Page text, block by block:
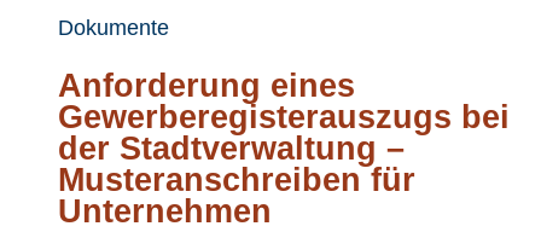
Dokumente
Anforderung eines
Gewerberegisterauszugs bei
der Stadtverwaltung –
Musteranschreiben für
Unternehmen